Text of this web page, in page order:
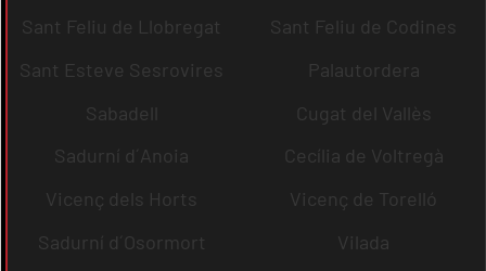
Sant Feliu de Llobregat
Sant Feliu de Codines
Sant Esteve Sesrovires
Palautordera
Sabadell
Cugat del Vallès
Sadurní d´Anoia
Cecília de Voltregà
Vicenç dels Horts
Vicenç de Torelló
Sadurní d´Osormort
Vilada